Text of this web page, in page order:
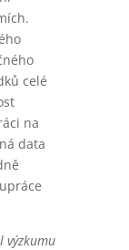
celé
na
data
výzkumu